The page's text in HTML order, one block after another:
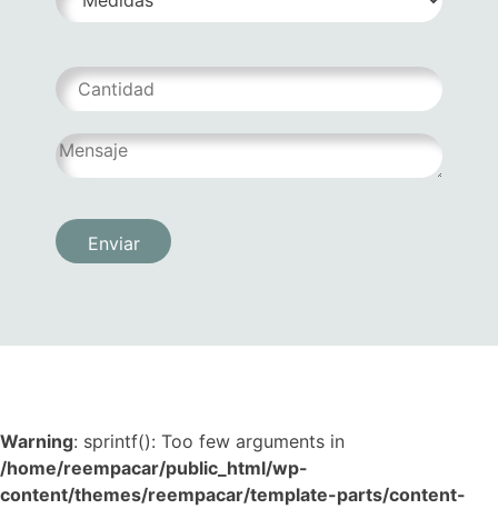
Warning: sprintf(): Too few arguments in
/home/reempacar/public_html/wp-
content/themes/reempacar/template-parts/content-